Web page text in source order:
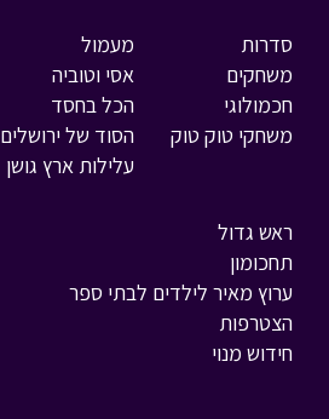
סדרות
משחקים
חכמולוגי
משחקי טוק טוק
מעמול
אסי וטוביה
הכל בחסד
הסוד של ירושלים
עלילות ארץ גושן
ראש גדול
תחכומון
ערוץ מאיר לילדים לבתי ספר
הצטרפות
חידוש מנוי